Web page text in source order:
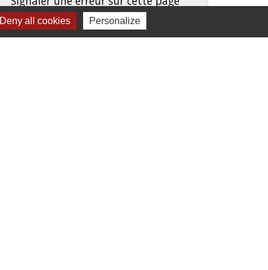
Deny all cookies Personalize